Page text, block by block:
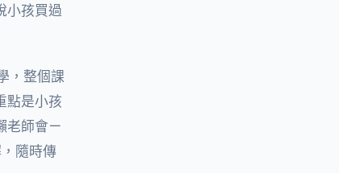
小孩買過
，整個課
點是小孩
老師會ㄧ
隨時傳